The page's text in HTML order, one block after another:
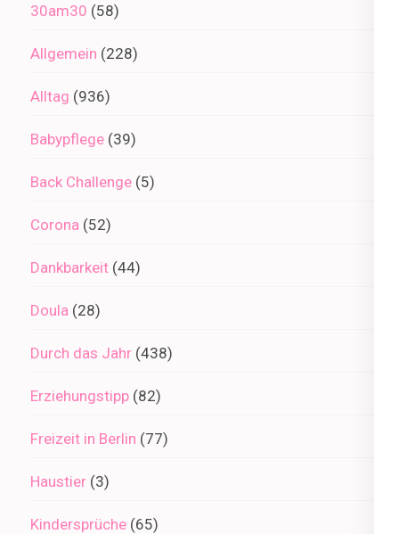
30am30 (58)
Allgemein (228)
Alltag (936)
Babypflege (39)
Back Challenge (5)
Corona (52)
Dankbarkeit (44)
Doula (28)
Durch das Jahr (438)
Erziehungstipp (82)
Freizeit in Berlin (77)
Haustier (3)
Kindersprüche (65)